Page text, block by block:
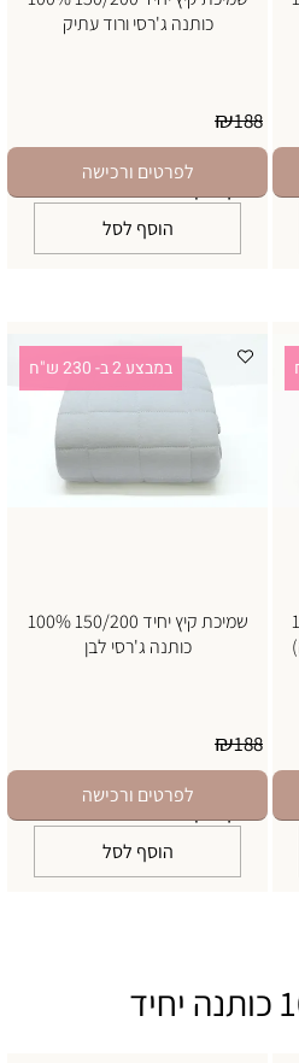
כותנה ג'רסי ורוד עתיק
₪188
₪169
יינתן בדף התשלום
לפרטים ורכישה
הוסף לסל
במבצע 2 ב- 230 ש"ח
שמיכת קיץ יחיד 150/200 100%
כותנה ג'רסי לבן
₪188
₪169
יינתן בדף התשלום
לפרטים ורכישה
הוסף לסל